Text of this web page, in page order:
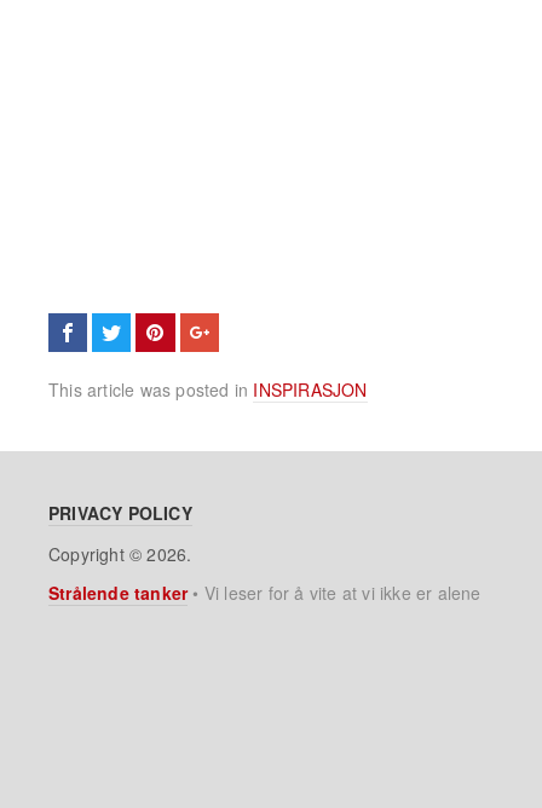
This article was posted in INSPIRASJON
PRIVACY POLICY
Copyright © 2026.
Strålende tanker• Vi leser for å vite at vi ikke er alene